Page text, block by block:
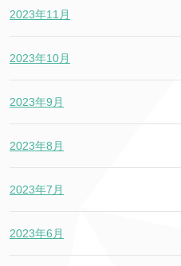
2023年11月
2023年10月
2023年9月
2023年8月
2023年7月
2023年6月